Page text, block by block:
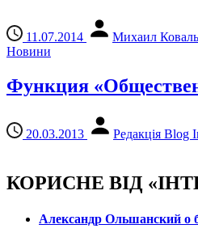
11.07.2014
Михаил Коваль
Новини
Функция
20.03.2013 Редакція Blog
КОРИСНЕ ВІД
Александр Ольшанский о